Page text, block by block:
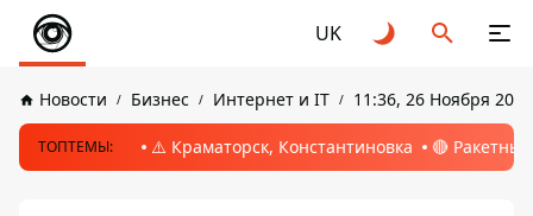
UK
Новости Бизнес Интернет и IT 11:36, 26 Ноября 2021
ТОПТЕМЫ: ⚠️ Краматорск, Константиновка 🔴